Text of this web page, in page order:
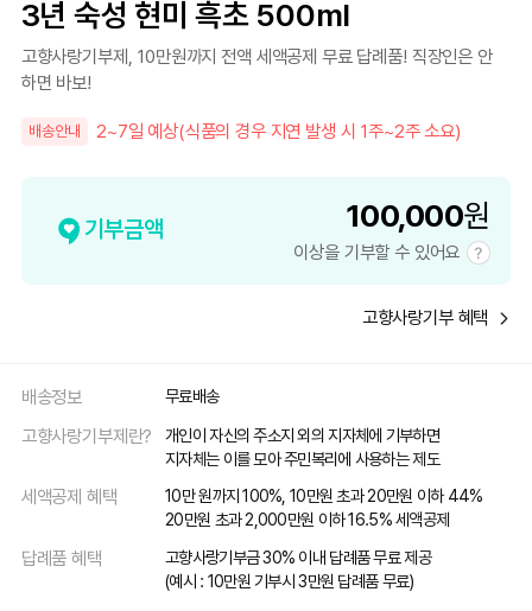
3년 숙성 현미 흑초 500ml
고향사랑기부제, 10만원까지 전액 세액공제 무료 답례품! 직장인은 안
하면 바보!
배송안내 2~7일 예상(식품의 경우 지연 발생 시 1주~2주 소요)
기부금액 100,000원
이상을 기부할 수 있어요
고향사랑기부 혜택
배송정보 무료배송
고향사랑기부제란?
개인이 자신의 주소지 외의 지자체에 기부하면
지자체는 이를 모아 주민복리에 사용하는 제도
세액공제 혜택
10만 원까지 100%, 10만원 초과 20만원 이하 44%
20만원 초과 2,000만원 이하 16.5% 세액공제
답례품 혜택
고향사랑기부금 30% 이내 답례품 무료 제공
(예시 : 10만원 기부시 3만원 답례품 무료)